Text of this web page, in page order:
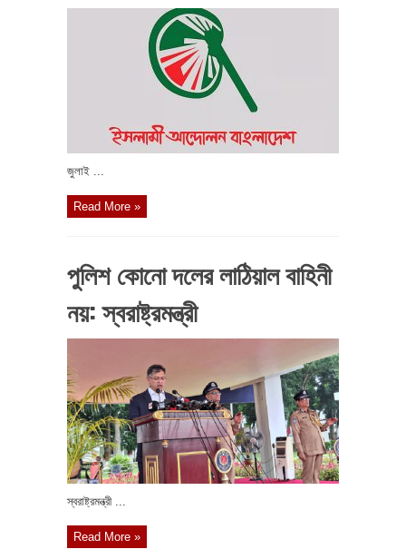
জুলাই ...
Read More »
পুলিশ কোনো দলের লাঠিয়াল বাহিনী
নয়: স্বরাষ্ট্রমন্ত্রী
স্বরাষ্ট্রমন্ত্রী ...
Read More »